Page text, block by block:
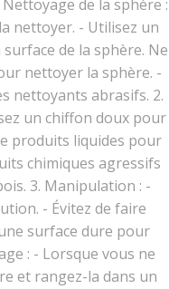
de la sphère :
nettoyer. - Utilisez un
de la sphère. Ne
nettoyer la sphère. -
nettoyants abrasifs. 2.
un chiffon doux pour
produits liquides pour
chimiques agressifs
3. Manipulation : -
- Évitez de faire
surface dure pour
: - Lorsque vous ne
et rangez-la dans un